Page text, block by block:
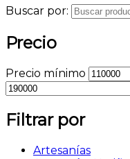
Buscar por:
Precio
Precio mínimo
Filtrar por
Artesanías